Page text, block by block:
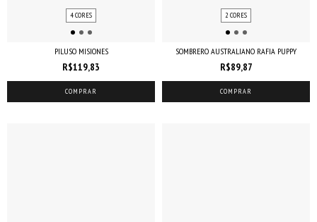
4 CORES
PILUSO MISIONES
R$119,83
COMPRAR
2 CORES
SOMBRERO AUSTRALIANO RAFIA PUPPY
R$89,87
COMPRAR